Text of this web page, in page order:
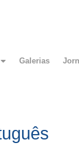
Galerias